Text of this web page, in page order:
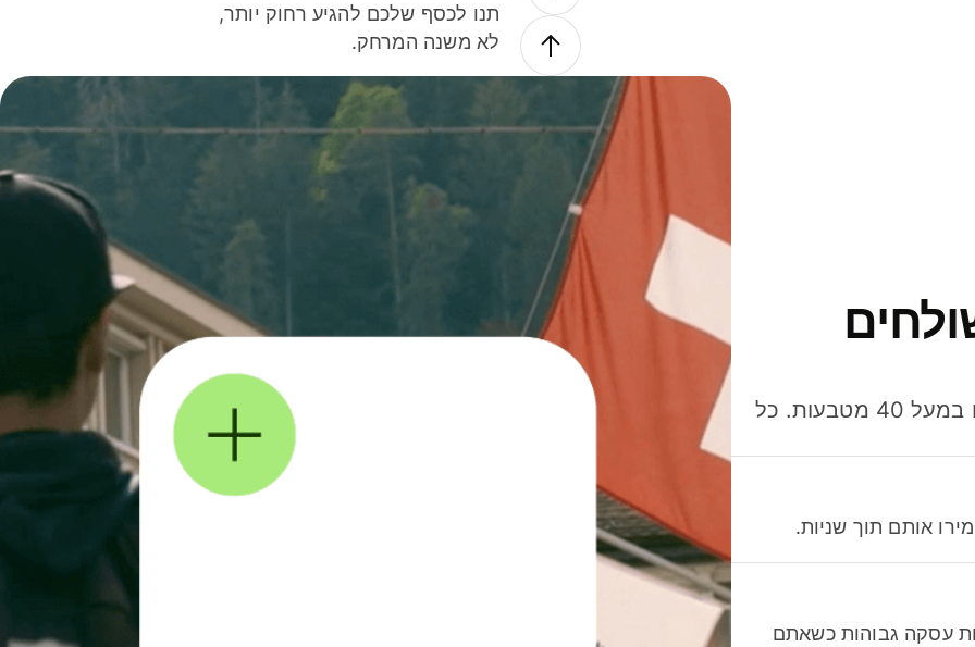
תנו לכסף שלכם להגיע רחוק יותר,
לא משנה המרחק.
חסכו כסף כשאתo שולחים, מוציאים ומקבלים תשלום במעל 40 מטבעות. כל
אותם תוך שניות.
עסקה גבוהות כשאתם